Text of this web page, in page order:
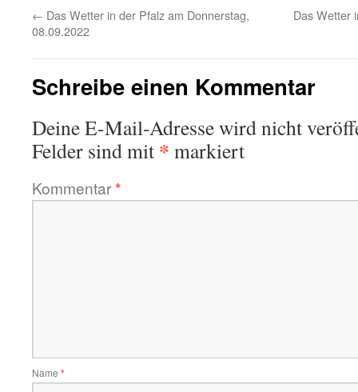
← Das Wetter in der Pfalz am Donnerstag,
08.09.2022
Das Wetter
Schreibe einen Kommentar
Deine E-Mail-Adresse wird nicht
Felder sind mit * markiert
Kommentar*
Name *